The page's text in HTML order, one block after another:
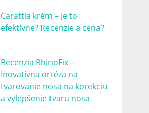
Carattia krém – Je to
efektívne? Recenzie a cena?
Recenzia RhinoFix –
Inovatívna ortéza na
tvarovanie nosa na korekciu
a vylepšenie tvaru nosa